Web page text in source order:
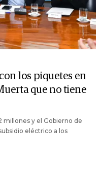
los piquetes en
que no tiene
millones y el Gobierno de
eléctrico a los